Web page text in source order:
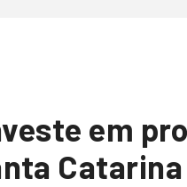
em
Catarina